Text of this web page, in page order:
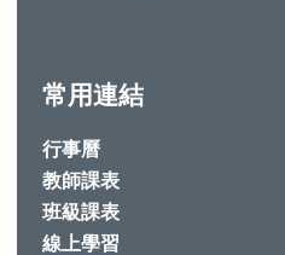
常用連結
行事曆
教師課表
班級課表
線上學習